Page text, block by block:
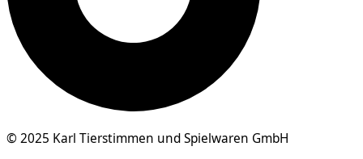
© 2025 Karl Tierstimmen und Spielwaren GmbH